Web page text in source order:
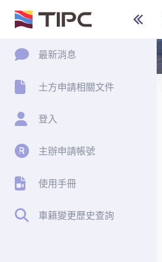
最新消息
土方申請相關文件
登入
主辦申請帳號
使用手冊
車籍變更歷史查詢